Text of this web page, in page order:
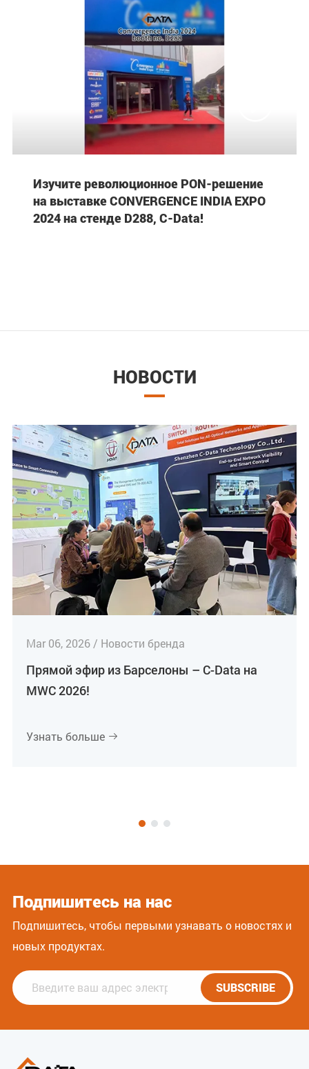
Изучите революционное PON-решение
на выставке CONVERGENCE INDIA EXPO
2024 на стенде D288, C-Data!
НОВОСТИ
Mar 06, 2026 / Новости бренда
Прямой эфир из Барселоны – C-Data на
MWC 2026!
Узнать больше 
Подпишитесь на нас
Подпишитесь, чтобы первыми узнавать о новостях и
новых продуктах.
SUBSCRIBE